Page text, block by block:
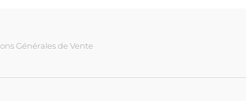
Générales de Vente